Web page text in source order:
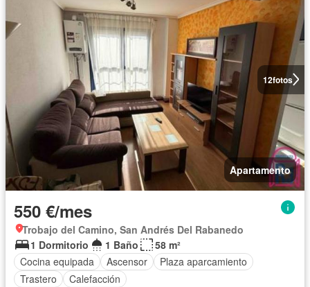
12fotos
Apartamento
550 €/mes
Trobajo del Camino, San Andrés Del Rabanedo
1 Dormitorio
1 Baño
58 m²
Cocina equipada
Ascensor
Plaza aparcamiento
Trastero
Calefacción